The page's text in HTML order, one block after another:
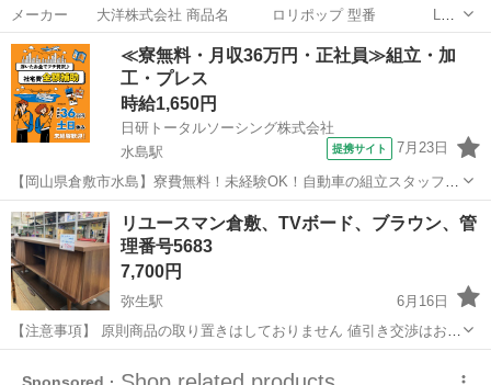
メーカー 大洋株式会社 商品名 ロリポップ 型番 LP-
5590GHC サイズ 横幅88.6cm×奥行44cm×高さ55cm ＊写真2 天板にキ
ズあり ＊写真4 写真3に付いてるガラス扉を止める磁石のパーツ...
岡山 倉敷市 弥生駅 収納家具 ロリポップ
≪寮無料・月収36万円・正社員≫組立・加
工・プレス
時給1,650円
日研トータルソーシング株式会社
水島駅
提携サイト 7月23日
【岡山県倉敷市水島】寮費無料！未経験OK！自動車の組立スタッフ
《お仕事No.NS0089》 お仕事について 車の組立作業です。専用レール
に乗って流れてくる車の骨組みに、車内外の各部品・ハンドル・足回
り・ドア・シートなどの各...
岡山 倉敷市 その他
リユースマン倉敷、TVボード、ブラウン、管
理番号5683
7,700円
弥生駅
6月16日
【注意事項】 原則商品の取り置きはしておりません 値引き交渉はお受
けできません 購入のタイミングが重なった場合は店頭販売を優先させ
て頂きます m(_ _)m 上記問合せ、またはテンプレートでのご質問には